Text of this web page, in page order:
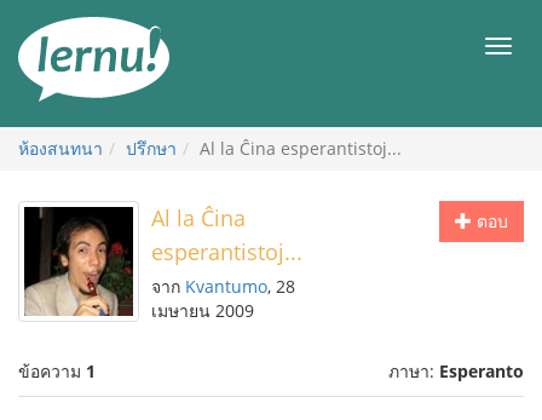
สารบัญ
เมนู
ห้องสนทนา ปรึกษา Al la Ĉina esperantistoj...
ตอบ
Al la Ĉina
esperantistoj...
จาก Kvantumo, 28
เมษายน 2009
ข้อความ 1 ภาษา: Esperanto